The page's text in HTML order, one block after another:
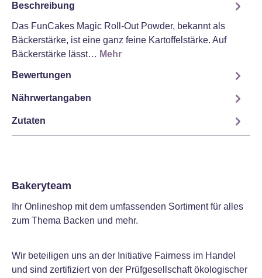
Beschreibung
Das FunCakes Magic Roll-Out Powder, bekannt als
Bäckerstärke, ist eine ganz feine Kartoffelstärke. Auf
Bäckerstärke lässt… Mehr
Bewertungen
Nährwertangaben
Zutaten
Bakeryteam
Ihr Onlineshop mit dem umfassenden Sortiment für alles
zum Thema Backen und mehr.
Wir beteiligen uns an der Initiative Fairness im Handel
und sind zertifiziert von der Prüfgesellschaft ökologischer